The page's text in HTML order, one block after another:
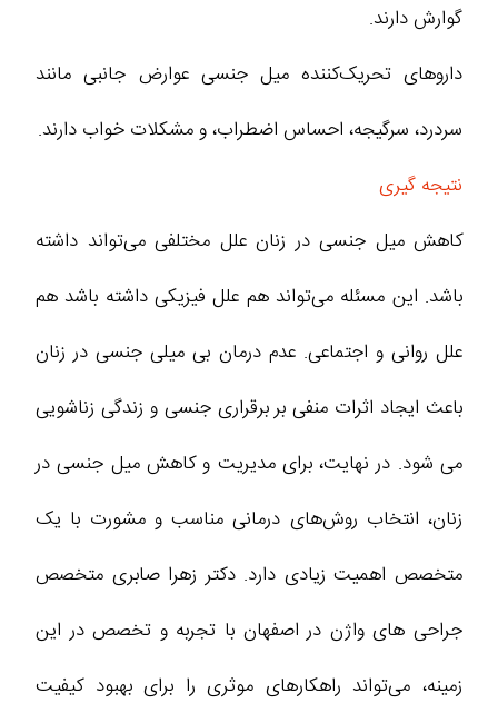
گوارش دارند.
داروهای تحریک‌کننده میل جنسی عوارض جانبی مانند
سردرد، سرگیجه، احساس اضطراب، و مشکلات خواب دارند.
نتیجه گیری
کاهش میل جنسی در زنان علل مختلفی می‌تواند داشته
باشد. این مسئله می‌تواند هم علل فیزیکی داشته باشد هم
علل روانی و اجتماعی. عدم درمان بی میلی جنسی در زنان
باعث ایجاد اثرات منفی بر برقراری جنسی و زندگی زناشویی
می شود. در نهایت، برای مدیریت و کاهش میل جنسی در
زنان، انتخاب روش‌های درمانی مناسب و مشورت با یک
متخصص اهمیت زیادی دارد. دکتر زهرا صابری متخصص
جراحی های واژن در اصفهان با تجربه و تخصص در این
زمینه، می‌تواند راهکارهای موثری را برای بهبود کیفیت